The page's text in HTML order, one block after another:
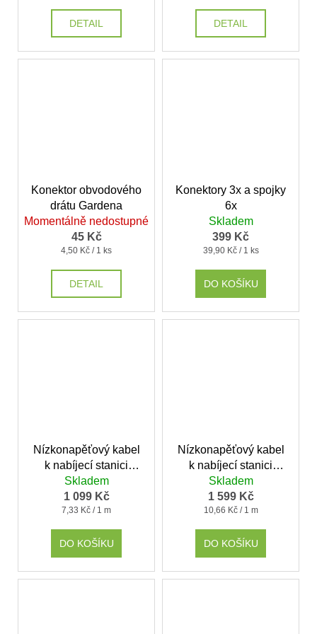
DETAIL DETAIL
Konektor obvodového
drátu Gardena
Momentálně nedostupné
45 Kč
Měrná
4,50 Kč / 1 ks
DETAIL
Konektory 3x a spojky
6x
Skladem
399 Kč
Měrná
39,90 Kč / 1 ks
DO KOŠÍKU
Nízkonapěťový kabel
k nabíjecí stanici
Gardena Husqvarna
10m
Skladem
1 099 Kč
Měrná
7,33 Kč / 1 m
DO KOŠÍKU
Nízkonapěťový kabel
k nabíjecí stanici
Gardena Husqvarna
20m
Skladem
1 599 Kč
Měrná
10,66 Kč / 1 m
DO KOŠÍKU